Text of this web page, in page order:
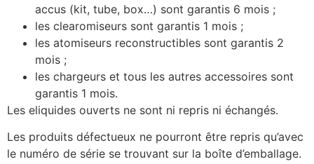
accus (kit, tube, box…) sont garantis 6 mois ;
les clearomiseurs sont garantis 1 mois ;
les atomiseurs reconstructibles sont garantis 2
mois ;
les chargeurs et tous les autres accessoires sont
garantis 1 mois.
Les eliquides ouverts ne sont ni repris ni échangés.
Les produits défectueux ne pourront être repris qu’avec
le numéro de série se trouvant sur la boîte d’emballage.